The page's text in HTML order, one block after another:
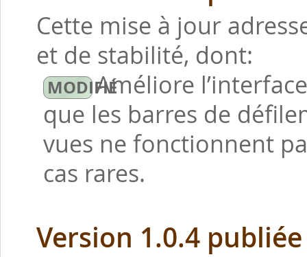
Cette mise à jour
et de stabilité, dont:
Améliore
que les barres de
vues ne fonctionnent
cas rares.
Version 1.0.4